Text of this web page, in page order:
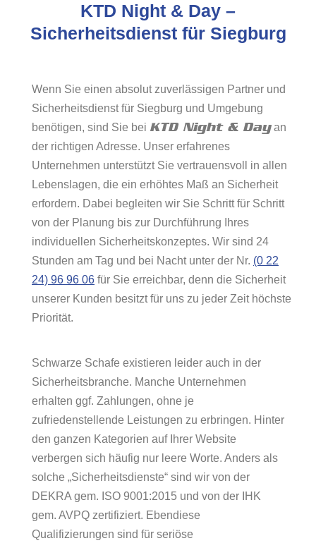
KTD Night & Day –
Sicherheitsdienst für Siegburg
Wenn Sie einen absolut zuverlässigen Partner und
Sicherheitsdienst für Siegburg und Umgebung
benötigen, sind Sie bei KTD Night & Dayan
der richtigen Adresse. Unser erfahrenes
Unternehmen unterstützt Sie vertrauensvoll in allen
Lebenslagen, die ein erhöhtes Maß an Sicherheit
erfordern. Dabei begleiten wir Sie Schritt für Schritt
von der Planung bis zur Durchführung Ihres
individuellen Sicherheitskonzeptes. Wir sind 24
Stunden am Tag und bei Nacht unter der Nr. (0 22
24) 96 96 06 für Sie erreichbar, denn die Sicherheit
unserer Kunden besitzt für uns zu jeder Zeit höchste
Priorität.
Schwarze Schafe existieren leider auch in der
Sicherheitsbranche. Manche Unternehmen
erhalten ggf. Zahlungen, ohne je
zufriedenstellende Leistungen zu erbringen. Hinter
den ganzen Kategorien auf Ihrer Website
verbergen sich häufig nur leere Worte. Anders als
solche „Sicherheitsdienste“ sind wir von der
DEKRA gem. ISO 9001:2015 und von der IHK
gem. AVPQ zertifiziert. Ebendiese
Qualifizierungen sind für seriöse